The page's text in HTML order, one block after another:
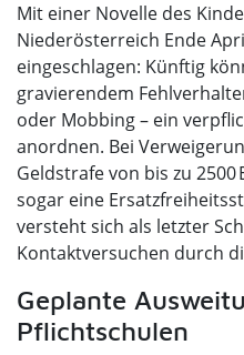
Mit einer Novelle des
Niederösterreich Ende
eingeschlagen: Künftig
gravierendem
oder Mobbing – ein
anordnen. Bei
Geldstrafe von bis zu
sogar eine
versteht sich als letzter
Kontaktversuchen durch
Geplante
Pflichtschulen